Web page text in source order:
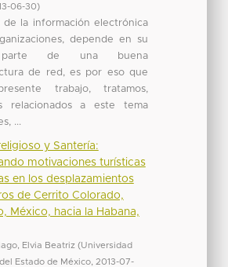
06-30)
de la información electrónica
depende en su
parte de una buena
de red, es por eso que
trabajo, tratamos,
relacionados a este tema
...
y Santería:
motivaciones turísticas
en los desplazamientos
de Cerrito Colorado,
México, hacia la Habana,
Elvia Beatriz (Universidad
Estado de México, 2013-07-